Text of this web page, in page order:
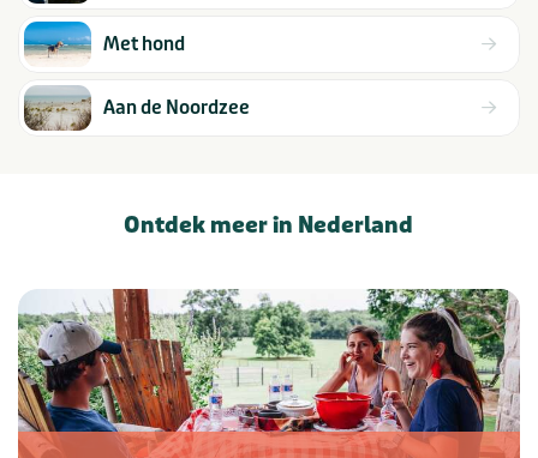
Met hond
Aan de Noordzee
Ontdek meer in Nederland